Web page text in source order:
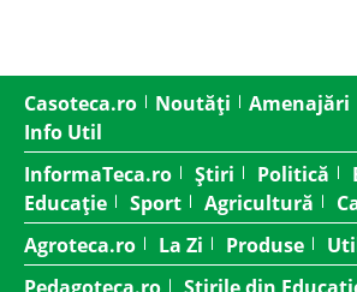
Casoteca.ro Noutăți Amenajări
Info Util
InformaTeca.ro
Știri Politică
Educație
Sport Agricultură
Agroteca.ro
La Zi Produse